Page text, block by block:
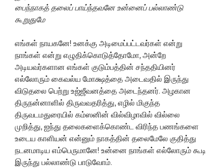
பைந்நாகத் தலைப் பாய்ந்தவனே உன்னைப் பல்லாண்டு
கூறுதுமே
எங்கள் நாயகனே! உனக்கு அடிமைப்பட்டவர்கள் என்று
நாங்கள் என்று எழுதிக்கொடுத்தோமோ, அன்றே
அடியவர்களான எங்கள் குடும்பத்தின் சந்ததியினர்
எல்லோரும் கைவல்ய மோக்ஷத்தை அடைவதில் இருந்து
விடுதலை பெற்று உஜ்ஜீவனத்தை அடைந்தனர். அழகான
திருநன்னாளில் திருவவதரித்து, எழில் மிகுந்த
திருவடமதுரையில் கம்ஸனின் வில்விழாவில் வில்லை
முறித்து, ஐந்து தலைகளைக்கொண்ட விரிந்த பணங்களை
உடைய காளியன் என்னும் நாகத்தின் தலைமேலே குதித்து
நடனமாடிய எம்பெருமானே! உன்னை நாங்கள் எல்லோரும் கூடி
இருந்து பல்லாண்டு பாடுவோம்.